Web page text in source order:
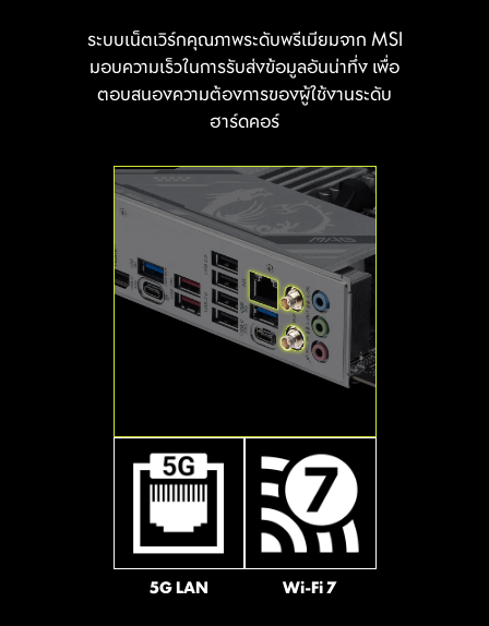
MSI Combo Fan Header คือช่องเชื่อมต่อ
อเนกประสงค์ที่ทำหน้าที่เป็นได้ทั้งช่องต่อปั๊ม
น้ำและพัดลม โดยช่องเชื่อมต่อนี้จะตรวจจับ
โดยอัตโนมัติว่าเป็นปั๊มน้ำหรือพัดลมระบบ
PWM/DC ทั้งยังมีสีเทาอันเป็นเอกลักษณ์ที่
ช่วยให้คุณระบุตำแหน่งได้อย่างง่ายดาย
พินเชื่อมต่อพัดลมของ MSI สามารถตรวจจับ
โหมดการทำงานของพัดลมทั้งแบบ DC และ
พัดลมและความเงียบได้อย่างสมบูรณ์แบบ
พร้อมระบบ Hysteresis ที่ช่วยให้พัดลมเร่ง
ความเร็วรอบได้อย่างนุ่มนวล ไม่กระชากเสียง
มั่นใจได้ว่าเครื่องของคุณจะทำงานอย่างเงียบ
สงบในทุกสถานการณ์
ระบบเน็ตเวิร์กคุณภาพระดับพรีเมียมจาก MSI
มอบความเร็วในการรับส่งข้อมูลอันน่าทึ่ง เพื่อ
ตอบสนองความต้องการของผู้ใช้งานระดับ
ฮาร์ดคอร์
5G LAN Wi-Fi 7
เมนบอร์ดซีรีส์ MSI MAG รองรับทุก
มาตรฐานอุปกรณ์จัดเก็บข้อมูลล่าสุด ช่วยให้ผู้
ใช้สามารถเชื่อมต่อกับอุปกรณ์จัดเก็บข้อมูลที่
เร็วแรงเป็นพิเศษได้อย่างไร้ขีดจำกัด สตาร์ท
และสร้างความได้เปรียบเหนือกองทัพศัตรู
ของคุณได้อย่างแท้จริง
1x
128
Gbps
2x
64
Gbps
64MB BIOS
ความจุ ROM ของ BIOS ที่ใหญ่ขึ้น ช่วยให้
คุณสัมผัสกับอินเทอร์เฟซ BIOS ได้อย่าง
สมบูรณ์แบบและอัดแน่นด้วยฟีเจอร์เต็มรูป
จะอัปเกรดเป็นซีพียู AM5 รุ่นใหม่ล่าสุดใน
อนาคต ก็ยังมั่นใจได้ถึงความเข้ากันได้แบบ
สมบูรณ์ 100%
เมนบอร์ด MSI ดึงประสิทธิภาพของเลน CPU